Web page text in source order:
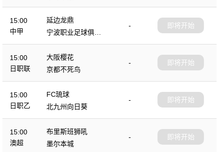
15:00
中甲
延边龙鼎
-
宁波职业足球俱乐
部
即将开始
15:00
日职联
大阪樱花
-
京都不死鸟
即将开始
15:00
日职乙
FC琉球
-
北九州向日葵
即将开始
15:00
澳超
布里斯班狮吼
-
墨尔本城
即将开始